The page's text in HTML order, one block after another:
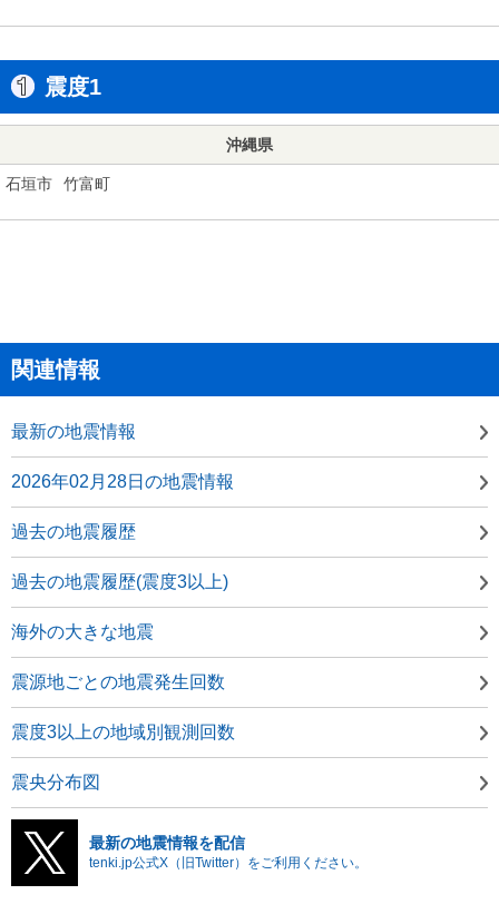
震度1
沖縄県
石垣市 竹富町
関連情報
最新の地震情報
2026年02月28日の地震情報
過去の地震履歴
過去の地震履歴(震度3以上)
海外の大きな地震
震源地ごとの地震発生回数
震度3以上の地域別観測回数
震央分布図
最新の地震情報を配信
tenki.jp公式X（旧Twitter）をご利用ください。